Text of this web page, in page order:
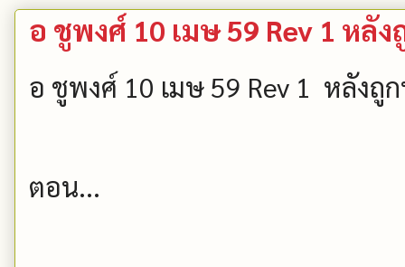
อ ชูพงศ์ 10 เมษ 59 Rev 1 หลั
อ ชูพงศ์ 10 เมษ 59 Rev 1 หลังถู
ตอน...